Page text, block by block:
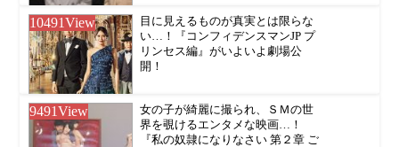
10491View
目に見えるものが真実とは限らな
い…！『コンフィデンスマンJP プ
リンセス編』がいよいよ劇場公
開！
9491View
女の子が綺麗に撮られ、ＳＭの世
界を覗けるエンタメな映画…！
『私の奴隷になりなさい 第２章 ご